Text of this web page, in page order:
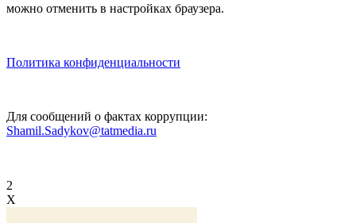
можно отменить в настройках браузера.
Политика конфиденциальности
Для сообщений о фактах коррупции:
Shamil.Sadykov@tatmedia.ru
2
X